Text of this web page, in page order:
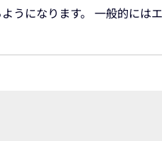
うになります。 一般的には